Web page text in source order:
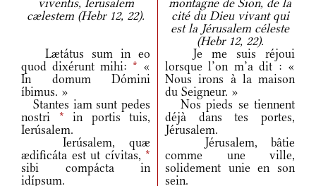
viventis, Ierusalem
cælestem (Hebr 12, 22).
montagne de Sion, de la
cité du Dieu vivant qui
est la Jérusalem céleste
(Hebr 12, 22).
Lætátus sum in eo
quod dixérunt mihi: * «
In domum Dómini
íbimus. »
Je me suis réjoui
lorsque l’on m’a dit : «
Nous irons à la maison
du Seigneur. »
Stantes iam sunt pedes
nostri * in portis tuis,
Ierúsalem.
Nos pieds se tiennent
déjà dans tes portes,
Jérusalem.
Ierúsalem, quæ
ædificáta est ut cívitas, *
sibi compácta in
idípsum.
Jérusalem, bâtie
comme une ville,
solidement unie en son
sein.